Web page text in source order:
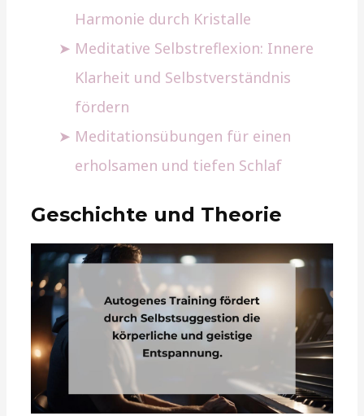
Harmonie durch Kristalle
Meditative Selbstreflexion: Innere
Klarheit und Selbstverständnis
fördern
Meditationsübungen für einen
erholsamen und tiefen Schlaf
Geschichte und Theorie